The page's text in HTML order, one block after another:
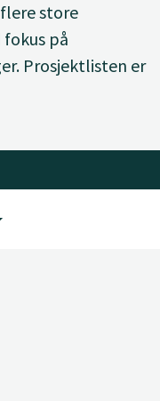
store
på
Prosjektlisten er